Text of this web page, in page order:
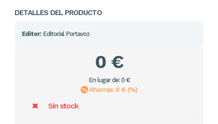
DETALLES DEL PRODUCTO
Editor: Editorial Portavoz
0 €
En lugar de: 0 €
Ahorras: 0 € (%)
Sin stock